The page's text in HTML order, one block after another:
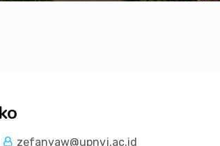
zefanyaw@upnvj.ac.id